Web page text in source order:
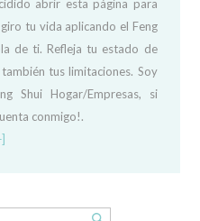
abrir esta página para
tu vida aplicando el Feng
de ti. Refleja tu estado de
tus limitaciones. Soy
Shui Hogar/Empresas, si
conmigo!.